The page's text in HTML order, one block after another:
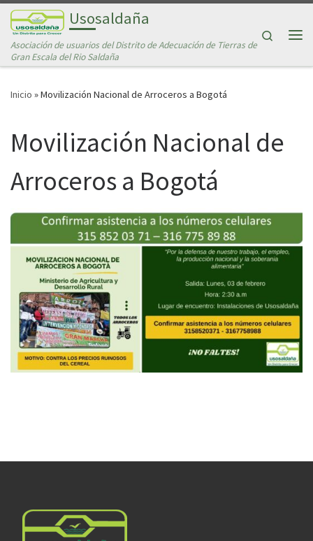
Saltar al contenidoUsosaldaña
Asociación de usuarios del Distrito de Adecuación de Tierras de
Gran Escala del Rio Saldaña
Search
Inicio »Movilización Nacional de Arroceros a Bogotá
Movilización Nacional de
Arroceros a Bogotá